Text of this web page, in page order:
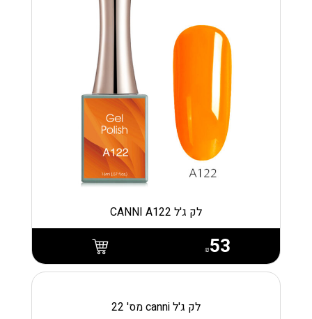
לק ג'ל CANNI A122
₪53
לק ג'ל canni מס' 22